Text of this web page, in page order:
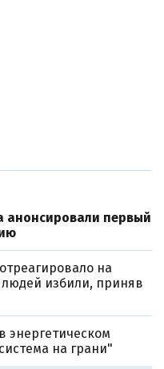
анонсировали первый
на
людей избили, приняв
энергетическом
на грани"